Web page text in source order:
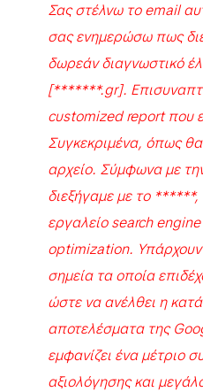
Σας στέλνω το email
σας ενημερώσω πως
δωρεάν διαγνωστικό
[*******.gr].
customized report που
Συγκεκριμένα, όπως θα
αρχείο. Σύμφωνα με
διεξήγαμε με το
εργαλείο search
optimization. Υπάρχουν
σημεία τα οποία
ώστε να ανέλθει η
αποτελέσματα της
εμφανίζει ένα μέτριο
αξιολόγησης και